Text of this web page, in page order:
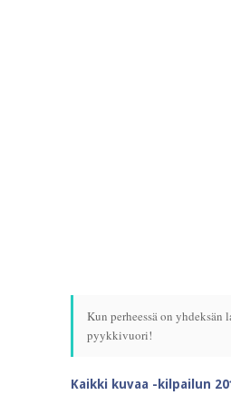
Kun perheessä on yhdeksän
pyykkivuori!
Kaikki kuvaa -kilpailun